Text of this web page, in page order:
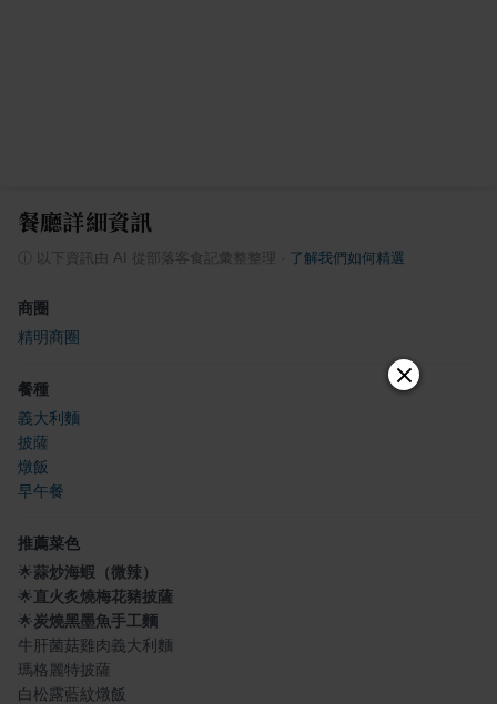
餐廳詳細資訊
ⓘ 以下資訊由 AI 從部落客食記彙整整理 了解我們如何精選
商圈
精明商圈
餐種
義大利麵
披薩
燉飯
早午餐
推薦菜色
🌟蒜炒海蝦（微辣）
🌟直火炙燒梅花豬披薩
🌟炭燒黑墨魚手工麵
牛肝菌菇雞肉義大利麵
瑪格麗特披薩
白松露藍紋燉飯